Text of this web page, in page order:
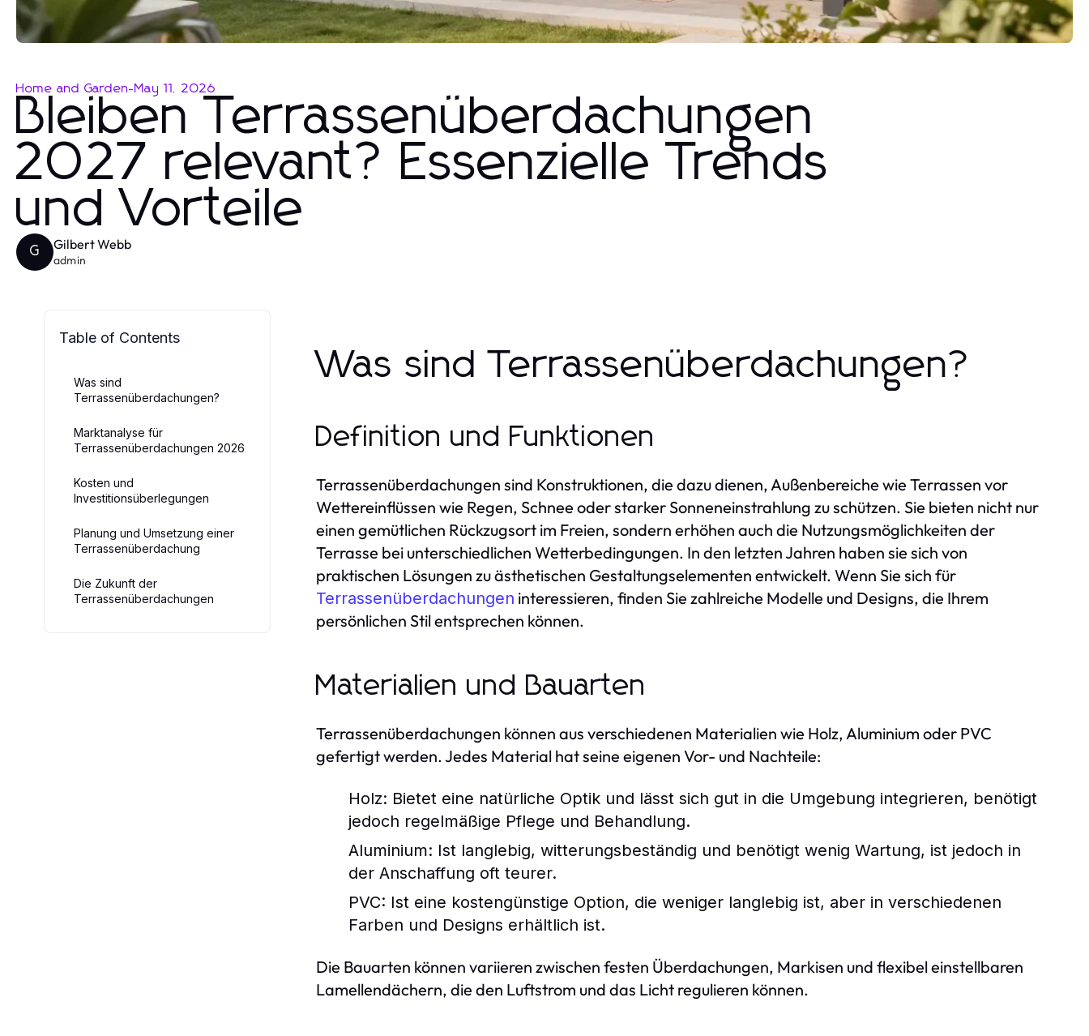
Home and Garden-May 11, 2026
Bleiben Terrassenüberdachungen
2027 relevant? Essenzielle Trends
und Vorteile
G Gilbert Webb
admin
Table of Contents
Was sind
Terrassenüberdachungen?
Marktanalyse für
Terrassenüberdachungen 2026
Kosten und
Investitionsüberlegungen
Planung und Umsetzung einer
Terrassenüberdachung
Die Zukunft der
Terrassenüberdachungen
Was sind Terrassenüberdachungen?
Definition und Funktionen
Terrassenüberdachungen sind Konstruktionen, die dazu dienen, Außenbereiche wie Terrassen vor
Wettereinflüssen wie Regen, Schnee oder starker Sonneneinstrahlung zu schützen. Sie bieten nicht nur
einen gemütlichen Rückzugsort im Freien, sondern erhöhen auch die Nutzungsmöglichkeiten der
Terrasse bei unterschiedlichen Wetterbedingungen. In den letzten Jahren haben sie sich von
praktischen Lösungen zu ästhetischen Gestaltungselementen entwickelt. Wenn Sie sich für
Terrassenüberdachungen interessieren, finden Sie zahlreiche Modelle und Designs, die Ihrem
persönlichen Stil entsprechen können.
Materialien und Bauarten
Terrassenüberdachungen können aus verschiedenen Materialien wie Holz, Aluminium oder PVC
gefertigt werden. Jedes Material hat seine eigenen Vor- und Nachteile:
Holz: Bietet eine natürliche Optik und lässt sich gut in die Umgebung integrieren, benötigt
jedoch regelmäßige Pflege und Behandlung.
Aluminium: Ist langlebig, witterungsbeständig und benötigt wenig Wartung, ist jedoch in
der Anschaffung oft teurer.
PVC: Ist eine kostengünstige Option, die weniger langlebig ist, aber in verschiedenen
Farben und Designs erhältlich ist.
Die Bauarten können variieren zwischen festen Überdachungen, Markisen und flexibel einstellbaren
Lamellendächern, die den Luftstrom und das Licht regulieren können.